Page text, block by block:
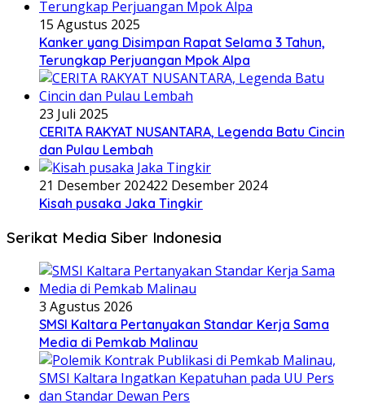
15 Agustus 2025
Kanker yang Disimpan Rapat Selama 3 Tahun,
Terungkap Perjuangan Mpok Alpa
23 Juli 2025
CERITA RAKYAT NUSANTARA, Legenda Batu Cincin
dan Pulau Lembah
21 Desember 202422 Desember 2024
Kisah pusaka Jaka Tingkir
Serikat Media Siber Indonesia
3 Agustus 2026
SMSI Kaltara Pertanyakan Standar Kerja Sama
Media di Pemkab Malinau